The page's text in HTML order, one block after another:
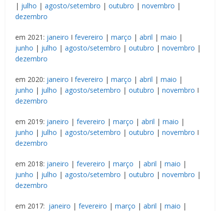
| julho |agosto/setembro |outubro |novembro |
dezembro
em 2021: janeiro Ifevereiro |março |abril |maio |
junho | julho |agosto/setembro |outubro |novembro |
dezembro
em 2020: janeiro Ifevereiro |março |abril |maio |
junho | julho |agosto/setembro |outubro |novembro I
dezembro
em 2019: janeiro |fevereiro |março |abril |maio |
junho | julho |agosto/setembro |outubro |novembro I
dezembro
em 2018: janeiro |fevereiro |março |abril |maio |
junho | julho |agosto/setembro |outubro |novembro |
dezembro
em 2017: janeiro |fevereiro |março |abril |maio |